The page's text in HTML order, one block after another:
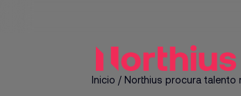
Inicio / Northius procura talento